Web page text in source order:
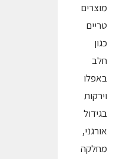
מוצרים
טריים
כגון
חלב
באפלו
וירקות
בגידול
אורגני,
מחלקה